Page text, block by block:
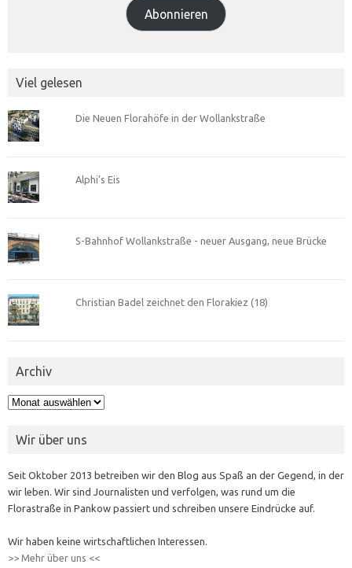
Abonnieren
Viel gelesen
Die Neuen Florahöfe in der Wollankstraße
Alphi’s Eis
S-Bahnhof Wollankstraße - neuer Ausgang, neue Brücke
Christian Badel zeichnet den Florakiez (18)
Archiv
Archiv
Wir über uns
Seit Oktober 2013 betreiben wir den Blog aus Spaß an der Gegend, in der
wir leben. Wir sind Journalisten und verfolgen, was rund um die
Florastraße in Pankow passiert und schreiben unsere Eindrücke auf.
Wir haben keine wirtschaftlichen Interessen.
>> Mehr über uns <<